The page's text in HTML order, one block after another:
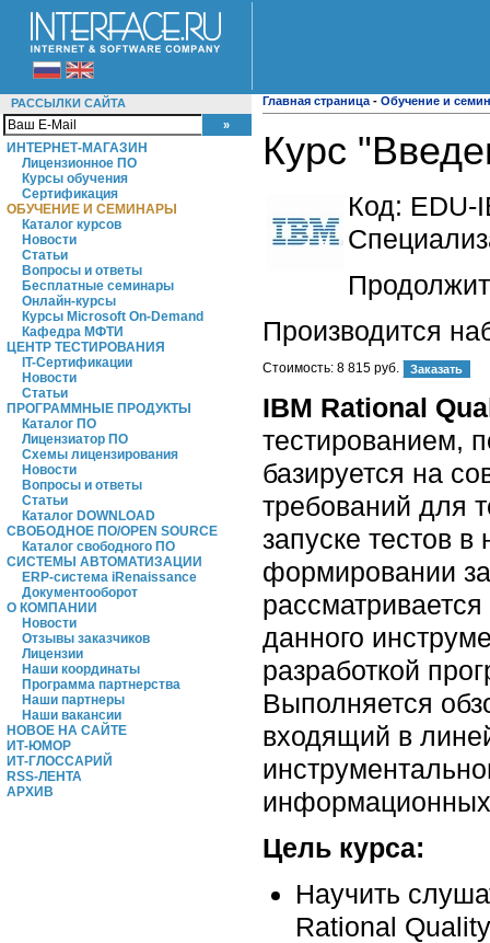
РАССЫЛКИ САЙТА
ИНТЕРНЕТ-МАГАЗИН
Лицензионное ПО
Курсы обучения
Сертификация
ОБУЧЕНИЕ И СЕМИНАРЫ
Каталог курсов
Новости
Статьи
Вопросы и ответы
Бесплатные семинары
Онлайн-курсы
Курсы Microsoft On-Demand
Кафедра МФТИ
ЦЕНТР ТЕСТИРОВАНИЯ
IT-Сертификации
Новости
Статьи
ПРОГРАММНЫЕ ПРОДУКТЫ
Каталог ПО
Лицензиатор ПО
Схемы лицензирования
Новости
Вопросы и ответы
Статьи
Каталог DOWNLOAD
СВОБОДНОЕ ПО/OPEN SOURCE
Каталог свободного ПО
СИСТЕМЫ АВТОМАТИЗАЦИИ
ERP-система iRenaissance
Документооборот
О КОМПАНИИ
Новости
Отзывы заказчиков
Лицензии
Наши координаты
Программа партнерства
Наши партнеры
Наши вакансии
НОВОЕ НА САЙТЕ
ИТ-ЮМОР
ИТ-ГЛОССАРИЙ
RSS-ЛЕНТА
АРХИВ
Главная страница - Обучение и
Курс
Код: EDU-
Производится
Стоимость: 8 815 руб.
IBM Rational
тестированием,
базируется на
требований для
запуске тестов
формировании
данного
разработкой
Выполняется
входящий в
информационных
Цель курса:
Научить
Rational